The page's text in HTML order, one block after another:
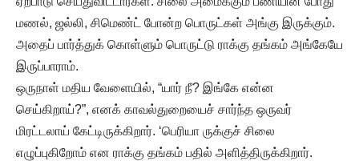
மணல், ஜல்லி, சிமெண்ட் போன்ற பொருட்கள் அங்கு இருக்கும்.
அதைப் பார்த்துக் கொள்ளும் பொருட்டு ராக்கு தங்கம் அங்கேயே
இருப்பாராம்.
ஒருநாள் மதிய வேளையில், “யார் நீ? இங்கே என்ன
செய்கிறாய்?”, எனக் காவல்துறையைச் சார்ந்த ஒருவர்
மிரட்டலாய் கேட்டிருக்கிறார். ‘பெரியா ருக்குச் சிலை
எழுப்புகிறோம் என ராக்கு தங்கம் பதில் அளித்திருக்கிறார்.